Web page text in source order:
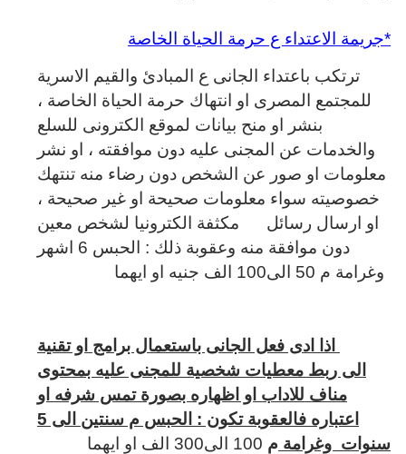
*جريمة الاعتداء ع حرمة الحياة الخاصة
ترتكب باعتداء الجانى ع المبادئ والقيم الاسرية
للمجتمع المصرى او انتهاك حرمة الحياة الخاصة ،
بنشر او منح بيانات لموقع الكترونى للسلع
والخدمات عن المجنى عليه دون موافقته ، او نشر
معلومات او صور عن الشخص دون رضاء منه تنتهك
خصوصيته سواء معلومات صحيحة او غير صحيحة ،
او ارسال رسائل مكثفة الكترونيا لشخص معين
دون موافقة منه وعقوبة ذلك : الحبس 6 اشهر
وغرامة م 50 الى100 الف جنيه او ايهما
اذا ادى فعل الجانى باستعمال برامج او تقنية
الى ربط معطيات شخصية للمجنى عليه بمحتوى
مناف للاداب او اظهاره بصورة تمس شرفه او
اعتباره فالعقوبة تكون : الحبس م سنتين الى 5
سنوات وغرامة م 100 الى300 الف او ايهما